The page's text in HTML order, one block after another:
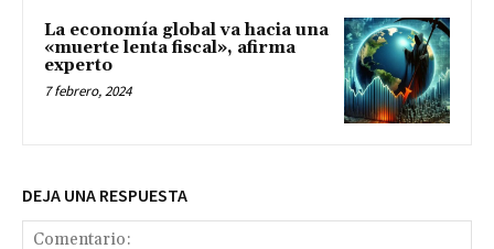
La economía global va hacia una
«muerte lenta fiscal», afirma
experto
7 febrero, 2024
DEJA UNA RESPUESTA